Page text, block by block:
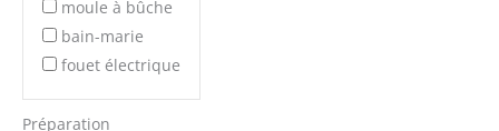
moule à bûche
bain-marie
fouet électrique
Préparation